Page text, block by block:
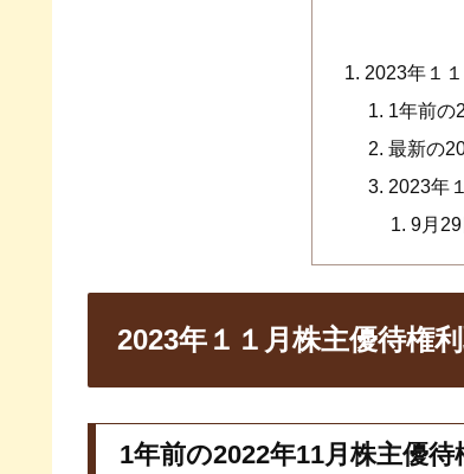
2023年１
1年前の
最新の
2023年
9月
2023年１１月株主優待権
1年前の2022年11月株主優待